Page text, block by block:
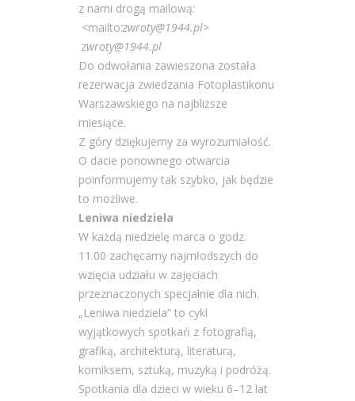
z nami drogą mailową:
<mailto:zwroty@1944.pl>
zwroty@1944.pl
Do odwołania zawieszona została
rezerwacja zwiedzania Fotoplastikonu
Warszawskiego na najbliższe
miesiące.
Z góry dziękujemy za wyrozumiałość.
O dacie ponownego otwarcia
poinformujemy tak szybko, jak będzie
to możliwe.
Leniwa niedziela
W każdą niedzielę marca o godz.
11.00 zachęcamy najmłodszych do
wzięcia udziału w zajęciach
przeznaczonych specjalnie dla nich.
„Leniwa niedziela” to cykl
wyjątkowych spotkań z fotografią,
grafiką, architekturą, literaturą,
komiksem, sztuką, muzyką i podróżą.
Spotkania dla dzieci w wieku 6–12 lat